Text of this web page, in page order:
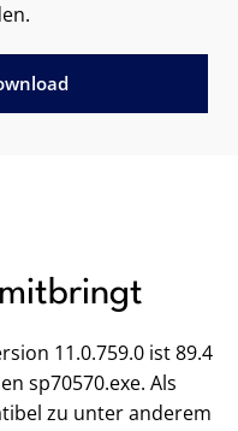
11.0.759.0 ist 89.4
sp70570.exe. Als
zu unter anderem